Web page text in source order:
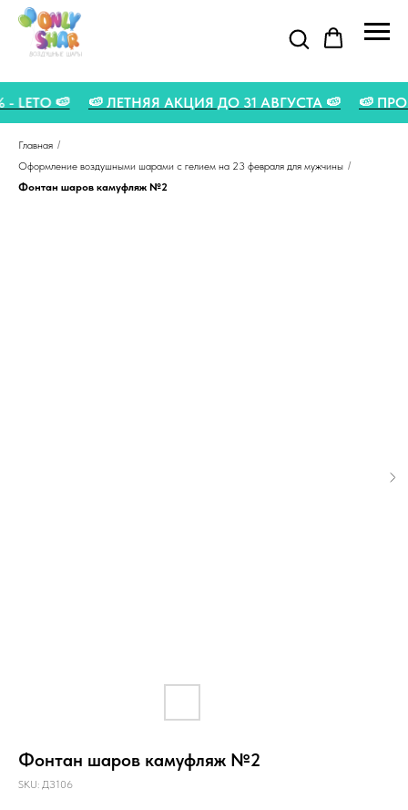
- LETO 🍉 🍉 ЛЕТНЯЯ АКЦИЯ ДО 31 АВГУСТА 🍉 🍉
Главная /
Оформление воздушными шарами с гелием на 23 февраля для мужчины /
Фонтан шаров камуфляж №2
Фонтан шаров камуфляж №2
SKU: ДЗ106